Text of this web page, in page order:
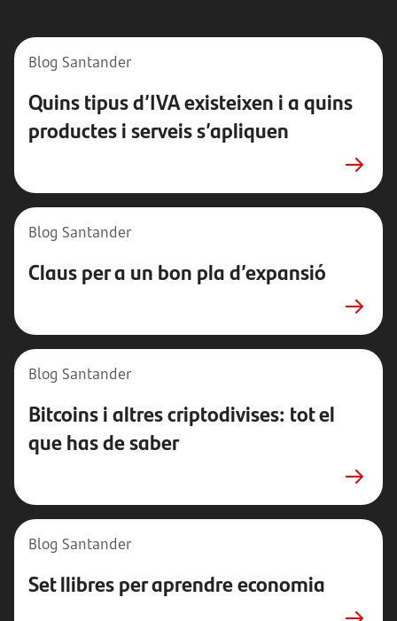
Blog Santander
Quins tipus d’IVA existeixen i a quins
productes i serveis s’apliquen
Blog Santander
Claus per a un bon pla d’expansió
Blog Santander
Bitcoins i altres criptodivises: tot el
que has de saber
Blog Santander
Set llibres per aprendre economia